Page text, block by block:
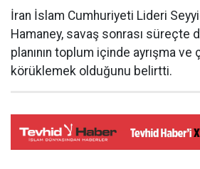
İran İslam Cumhuriyeti Lideri
Hamaney, savaş sonrası süreçte
planının toplum içinde ayrışma ve
körüklemek olduğunu belirtti.